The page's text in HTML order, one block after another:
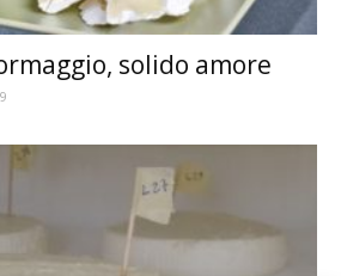
solido amore